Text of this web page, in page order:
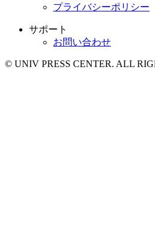
プライバシーポリシー
サポート
お問い合わせ
© UNIV PRESS CENTER. ALL